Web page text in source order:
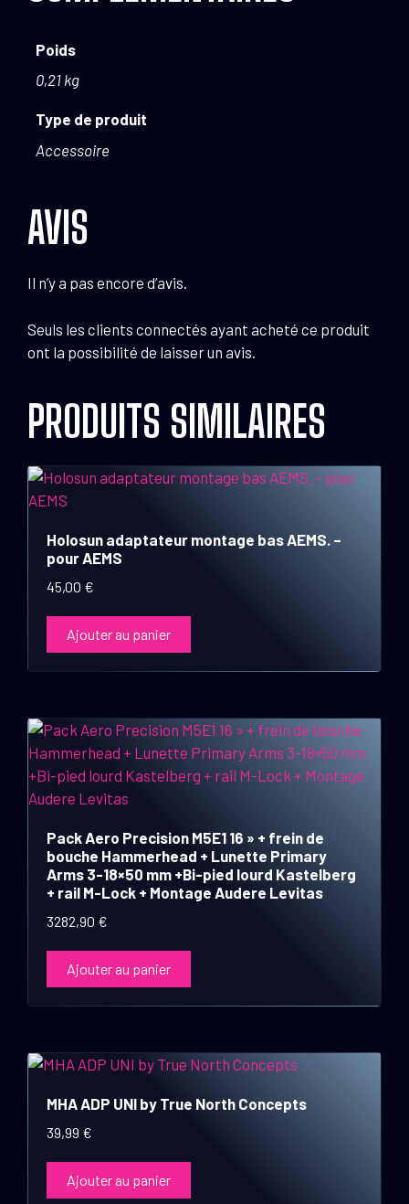
Poids
0,21 kg
Type de produit
Accessoire
AVIS
Il n’y a pas encore d’avis.
Seuls les clients connectés ayant acheté ce produit
ont la possibilité de laisser un avis.
PRODUITS SIMILAIRES
Holosun adaptateur montage bas AEMS. –
pour AEMS
45,00 €
Ajouter au panier
Pack Aero Precision M5E1 16 » + frein de
bouche Hammerhead + Lunette Primary
Arms 3-18×50 mm +Bi-pied lourd Kastelberg
+ rail M-Lock + Montage Audere Levitas
3282,90 €
Ajouter au panier
MHA ADP UNI by True North Concepts
39,99 €
Ajouter au panier